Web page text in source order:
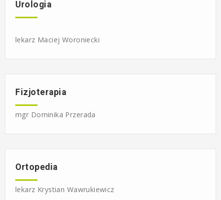
Urologia
lekarz Maciej Woroniecki
Fizjoterapia
mgr Dominika Przerada
Ortopedia
lekarz Krystian Wawrukiewicz